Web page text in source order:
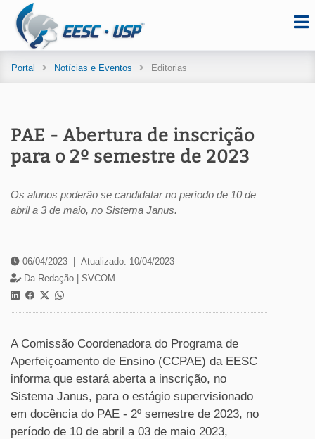
Portal Notícias e Eventos Editorias
PAE - Abertura de inscrição
para o 2º semestre de 2023
Os alunos poderão se candidatar no período de 10 de
abril a 3 de maio, no Sistema Janus.
06/04/2023
Atualizado: 10/04/2023
Da Redação | SVCOM
A Comissão Coordenadora do Programa de
Aperfeiçoamento de Ensino (CCPAE) da EESC
informa que estará aberta a inscrição, no
Sistema Janus, para o estágio supervisionado
em docência do PAE - 2º semestre de 2023, no
período de 10 de abril a 03 de maio 2023,